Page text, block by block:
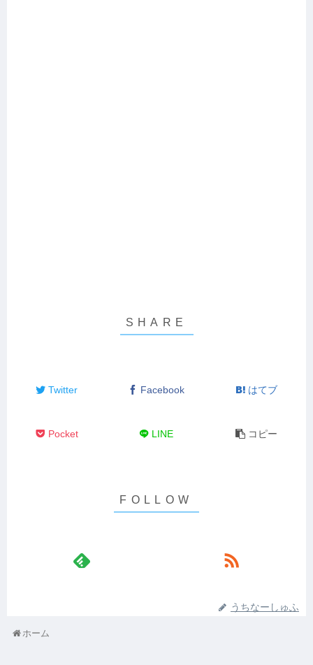
Twitter Facebook はてブ
Pocket LINE コピー
うちなーしゅふ
ホーム